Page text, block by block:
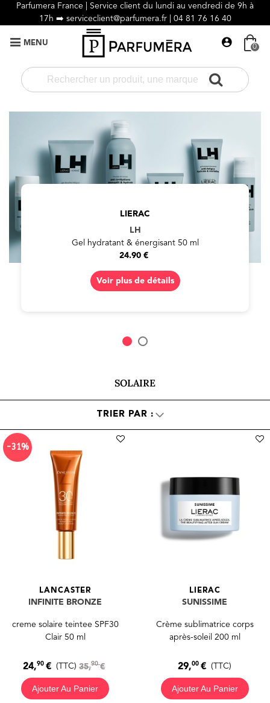
Parfumera France | Service client du lundi au vendredi de 9h à
17h ➡️ serviceclient@parfumera.fr | 04 81 76 16 40
MENU 0
LIERAC
LH
Gel hydratant & énergisant 50 ml
24.90 €
Voir plus de détails
SOLAIRE
-31%
LANCASTER
INFINITE BRONZE
creme solaire teintee SPF30
Clair 50 ml
24,90€ (TTC) 35,90€
Ajouter Au Panier
LIERAC
SUNISSIME
Crème sublimatrice corps
après-soleil 200 ml
29,00€ (TTC)
Ajouter Au Panier